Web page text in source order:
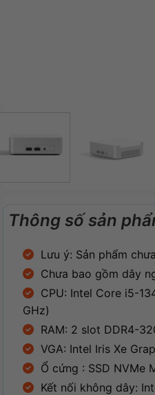
Thông số sản
Lưu ý: Sản phẩm
Chưa bao gồm dây
CPU: Intel Core i5-
GHz)
RAM: 2 slot DDR4-
VGA: Intel Iris Xe
Ổ cứng : SSD NVMe
Kết nối không dây: